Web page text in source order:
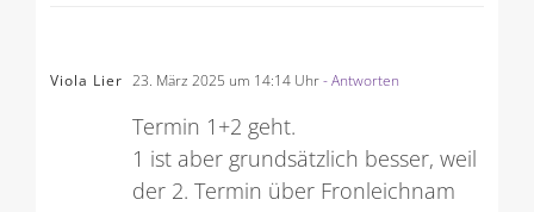
Viola Lier 23. März 2025 um 14:14 Uhr- Antworten
Termin 1+2 geht.
1 ist aber grundsätzlich besser, weil
der 2. Termin über Fronleichnam